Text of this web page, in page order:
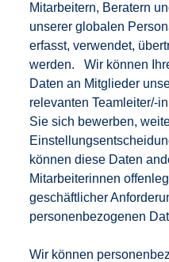
Mitarbeitern, Beratern
unserer globalen
erfasst, verwendet,
werden. Wir können
Daten an Mitglieder
relevanten Teamleiter/-
Sie sich bewerben,
können diese Daten
Mitarbeiterinnen
geschäftlicher
personenbezogenen
Wir können